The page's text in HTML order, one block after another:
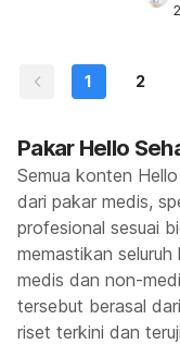
1 2
Pakar Hello
Semua konten
dari pakar medis,
profesional sesuai
memastikan
medis dan non-
tersebut berasal
riset terkini dan